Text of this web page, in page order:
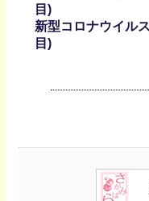
目)
新型コロナウイル
目)